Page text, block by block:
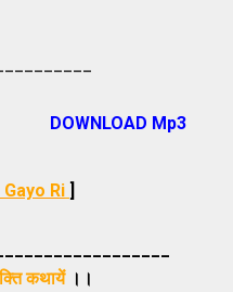
DOWNLOAD Mp3
Ri ]
कथायें।।